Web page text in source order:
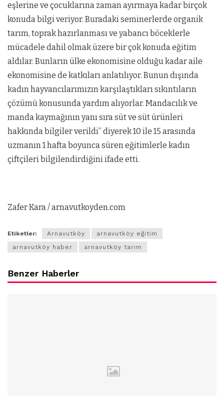
eşlerine ve çocuklarına zaman ayırmaya kadar birçok
konuda bilgi veriyor. Buradaki seminerlerde organik
tarım, toprak hazırlanması ve yabancı böceklerle
mücadele dahil olmak üzere bir çok konuda eğitim
aldılar. Bunların ülke ekonomisine olduğu kadar aile
ekonomisine de katkıları anlatılıyor. Bunun dışında
kadın hayvancılarımızın karşılaştıkları sıkıntıların
çözümü konusunda yardım alıyorlar. Mandacılık ve
manda kaymağının yanı sıra süt ve süt ürünleri
hakkında bilgiler verildi” diyerek 10 ile 15 arasında
uzmanın 1 hafta boyunca süren eğitimlerle kadın
çiftçileri bilgilendirdiğini ifade etti.
Zafer Kara / arnavutkoyden.com
Etiketler: Arnavutköy
arnavutköy eğitim
arnavutköy haber
arnavutköy tarım
Benzer Haberler